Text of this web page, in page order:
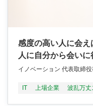
感度の高い人に会
人に自分から会いに
イノベーション 代表取締
IT 上場企業 波乱万丈